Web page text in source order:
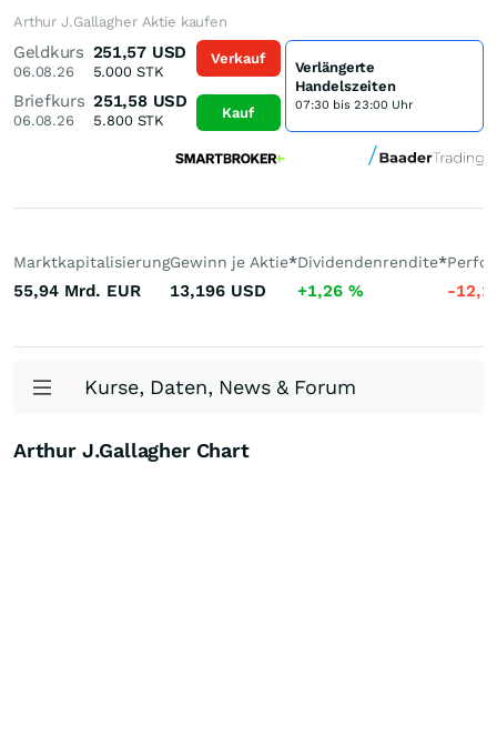
Arthur J.Gallagher Aktie kaufen
Geldkurs
06.08.26
251,57 USD
5.000STK
Briefkurs
06.08.26
251,58 USD
5.800STK
Verkauf
Kauf
Verlängerte
Handelszeiten
07:30 bis 23:00 Uhr
Marktkapitalisierung
55,94 Mrd. EUR
Gewinn je Aktie*
13,196 USD
Dividendenrendite*
+1,26 % -
Kurse, Daten, News & Forum
Arthur J.Gallagher Chart